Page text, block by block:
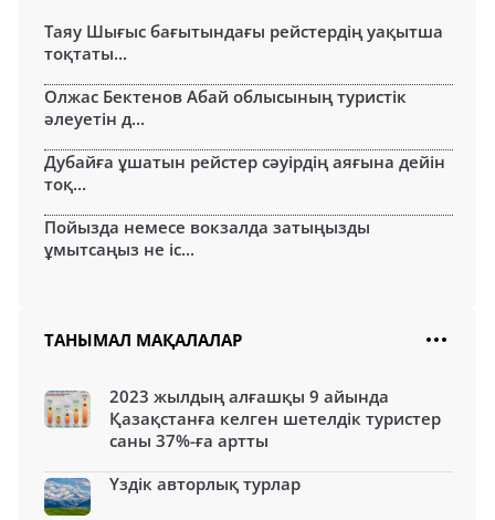
Таяу Шығыс бағытындағы рейстердің уақытша
тоқтаты...
Олжас Бектенов Абай облысының туристік
әлеуетін д...
Дубайға ұшатын рейстер сәуірдің аяғына дейін
тоқ...
Пойызда немесе вокзалда затыңызды
ұмытсаңыз не іс...
ТАНЫМАЛ МАҚАЛАЛАР
2023 жылдың алғашқы 9 айында
Қазақстанға келген шетелдік туристер
саны 37%-ға артты
Үздік авторлық турлар